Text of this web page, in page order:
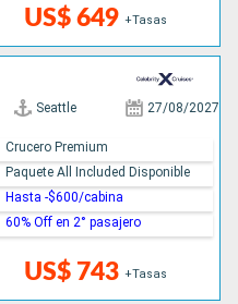
US$ 649 +Tasas
Seattle 27/08/2027
US$ 743 +Tasas
Crucero Premium
Paquete All Included Disponible
Hasta -$600/cabina
60% Off en 2° pasajero